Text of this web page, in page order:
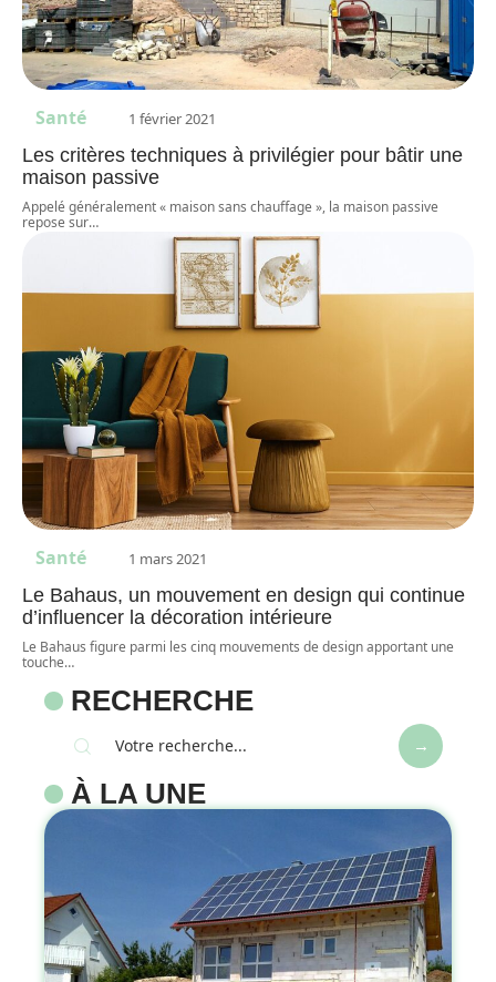
Santé 1 février 2021
Les critères techniques à privilégier pour bâtir une
maison passive
Appelé généralement « maison sans chauffage », la maison passive
repose sur…
Santé 1 mars 2021
Le Bahaus, un mouvement en design qui continue
d’influencer la décoration intérieure
Le Bahaus figure parmi les cinq mouvements de design apportant une
touche…
RECHERCHE
À LA UNE